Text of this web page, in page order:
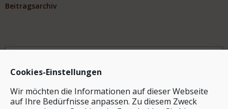
Cookies-Einstellungen
Wir möchten die Informationen auf dieser Webseite
auf Ihre Bedürfnisse anpassen. Zu diesem Zweck
Beitragsarchiv
Archiv